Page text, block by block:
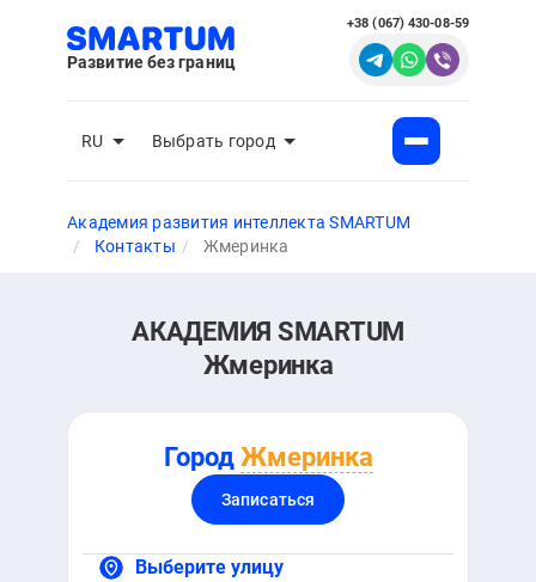
Развитие без границ
RU Выбрать город
+38 (067) 430-08-59
Академия развития интеллекта SMARTUM
Контакты
Жмеринка
АКАДЕМИЯ SMARTUM
Жмеринка
Город Жмеринка
Записаться
Выберите улицу